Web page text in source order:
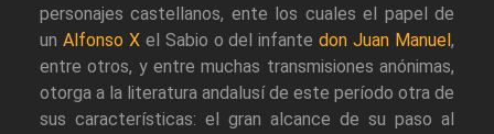
personajes castellanos, ente los cuales el papel de
un Alfonso Xel Sabio o del infantedon Juan Manuel,
entre otros, y entre muchas transmisiones anónimas,
otorga a la literatura andalusí de este período otra de
sus características: el gran alcance de su paso al